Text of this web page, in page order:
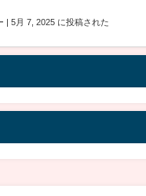
| 5月 7, 2025 に投稿された